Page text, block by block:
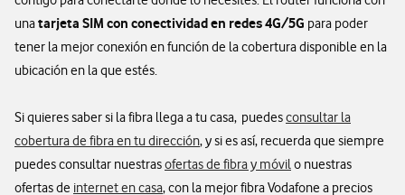
unatarjeta SIM con conectividad en redes 4G/5G para poder
tener la mejor conexión en función de la cobertura disponible en la
ubicación en la que estés.
Si quieres saber si la fibra llega a tu casa, puedesconsultar la
cobertura de fibra en tu dirección, y si es así, recuerda que siempre
puedes consultar nuestrasofertas de fibra y móvilo nuestras
ofertas de internet en casa, con la mejor fibra Vodafone a precios